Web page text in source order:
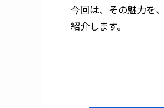
今回は、その魅力を
紹介します。